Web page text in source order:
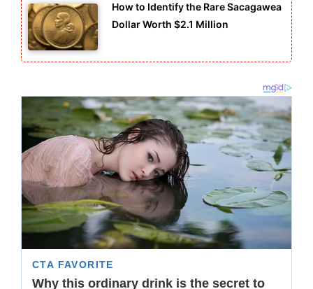
How to Identify the Rare Sacagawea
Dollar Worth $2.1 Million